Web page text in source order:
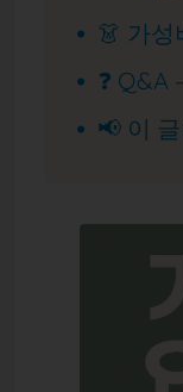
👗 가성
❓
📢 이